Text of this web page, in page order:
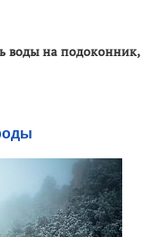
воды на подоконник,